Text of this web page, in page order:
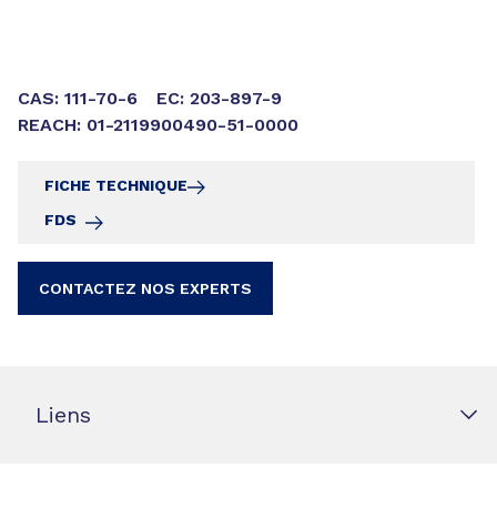
CAS: 111-70-6
EC: 203-897-9
REACH: 01-2119900490-51-0000
FICHE TECHNIQUE
FDS
CONTACTEZ NOS EXPERTS
Liens